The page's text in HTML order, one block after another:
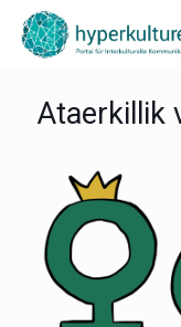
Ataerkillik